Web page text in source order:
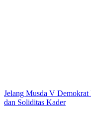
Jelang Musda V
dan Soliditas Kader